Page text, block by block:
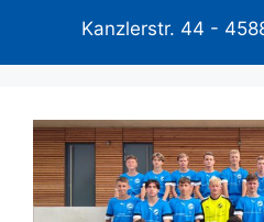
Kanzlerstr. 44 -